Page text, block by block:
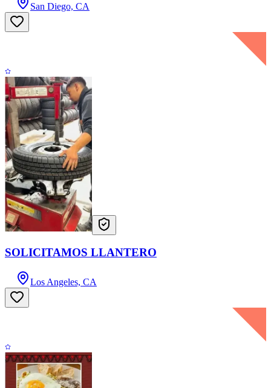
San Diego, CA
SOLICITAMOS LLANTERO
Los Angeles, CA